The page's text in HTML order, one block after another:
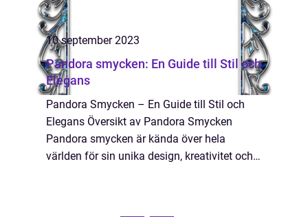
10 september 2023
Pandora smycken: En Guide till Stil och
Elegans
Pandora Smycken – En Guide till Stil och
Elegans Översikt av Pandora Smycken
Pandora smycken är kända över hela
världen för sin unika design, kreativitet och